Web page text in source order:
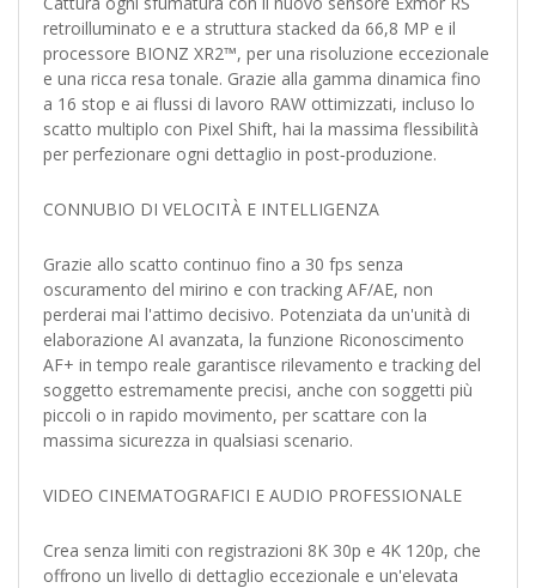
retroilluminato e e a struttura stacked da 66,8 MP e il
processore BIONZ XR2™, per una risoluzione eccezionale
e una ricca resa tonale. Grazie alla gamma dinamica fino
a 16 stop e ai flussi di lavoro RAW ottimizzati, incluso lo
scatto multiplo con Pixel Shift, hai la massima flessibilità
per perfezionare ogni dettaglio in post‑produzione.
CONNUBIO DI VELOCITÀ E INTELLIGENZA
Grazie allo scatto continuo fino a 30 fps senza
oscuramento del mirino e con tracking AF/AE, non
perderai mai l'attimo decisivo. Potenziata da un'unità di
elaborazione AI avanzata, la funzione Riconoscimento
AF+ in tempo reale garantisce rilevamento e tracking del
soggetto estremamente precisi, anche con soggetti più
piccoli o in rapido movimento, per scattare con la
massima sicurezza in qualsiasi scenario.
VIDEO CINEMATOGRAFICI E AUDIO PROFESSIONALE
Crea senza limiti con registrazioni 8K 30p e 4K 120p, che
offrono un livello di dettaglio eccezionale e un'elevata